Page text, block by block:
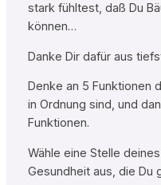
stark fühltest, daß Du
können…
Danke Dir dafür aus
Denke an 5 Funktionen
in Ordnung sind, und
Funktionen.
Wähle eine Stelle
Gesundheit aus, die Du